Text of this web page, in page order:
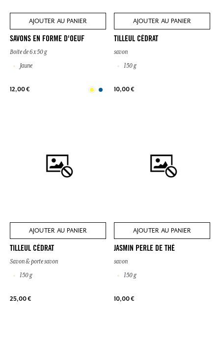
AJOUTER AU PANIER
SAVONS EN FORME D'OEUF
Boite de 6 x 50 g
Jaune
12,00 €
AJOUTER AU PANIER
TILLEUL CÉDRAT
savon
150 g
10,00 €
AJOUTER AU PANIER
TILLEUL CÉDRAT
Savon & porte savon
150 g
25,00 €
AJOUTER AU PANIER
JASMIN PERLE DE THÉ
savon
150 g
10,00 €